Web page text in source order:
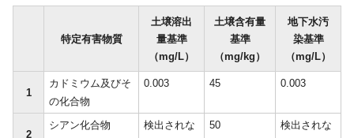
特定有害物質
土壌溶出
量基準
（mg/L）
土壌含有量
基準
（mg/kg）
地下水汚
染基準
（mg/L）
1
カドミウム及びそ
の化合物
0.003 45 0.003
2
シアン化合物
検出されな
50
検出されな